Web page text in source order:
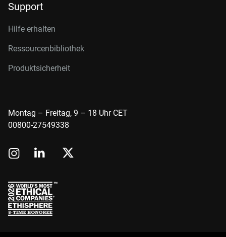
Support
Hilfe erhalten
Ressourcenbibliothek
Produktsicherheit
Montag – Freitag, 9 – 18 Uhr CET
00800-27549338